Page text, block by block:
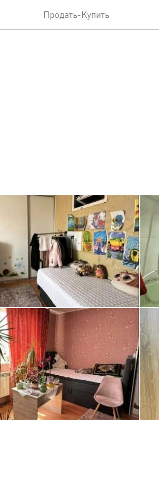
Продать-Купить